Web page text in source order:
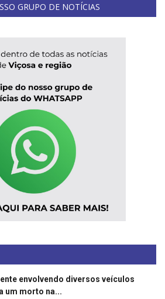
GRUPO DE NOTÍCIAS
envolvendo diversos veículos
um morto na...